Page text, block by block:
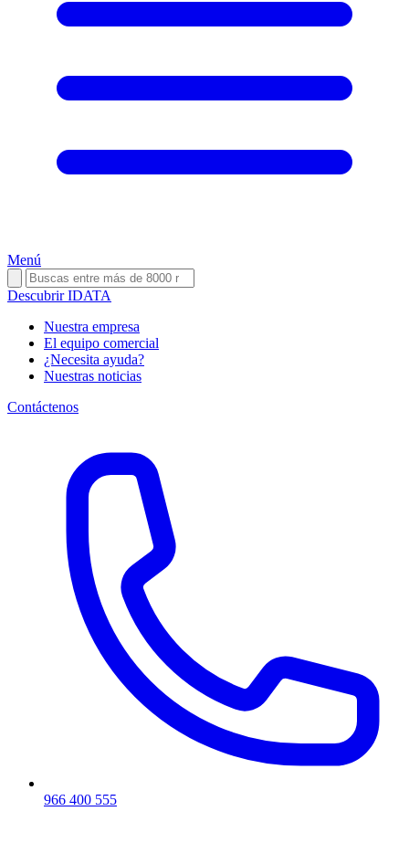
Menú
Descubrir IDATA
Nuestra empresa
El equipo comercial
¿Necesita ayuda?
Nuestras noticias
Contáctenos
966 400 555